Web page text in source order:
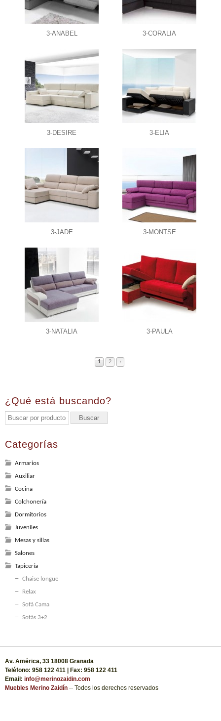
3-ANABEL 3-CORALIA
3-DESIRE 3-ELIA
3-JADE 3-MONTSE
3-NATALIA 3-PAULA
1 2 ›
¿Qué está buscando?
Categorías
Armarios
Auxiliar
Cocina
Colchonería
Dormitorios
Juveniles
Mesas y sillas
Salones
Tapicería
Chaise longue
Relax
Sofá Cama
Sofás 3+2
Av. América, 33 18008 Granada
Teléfono: 958 122 411 | Fax: 958 122 411
Email: info@merinozaidin.com
Muebles Merino Zaidín -- Todos los derechos reservados